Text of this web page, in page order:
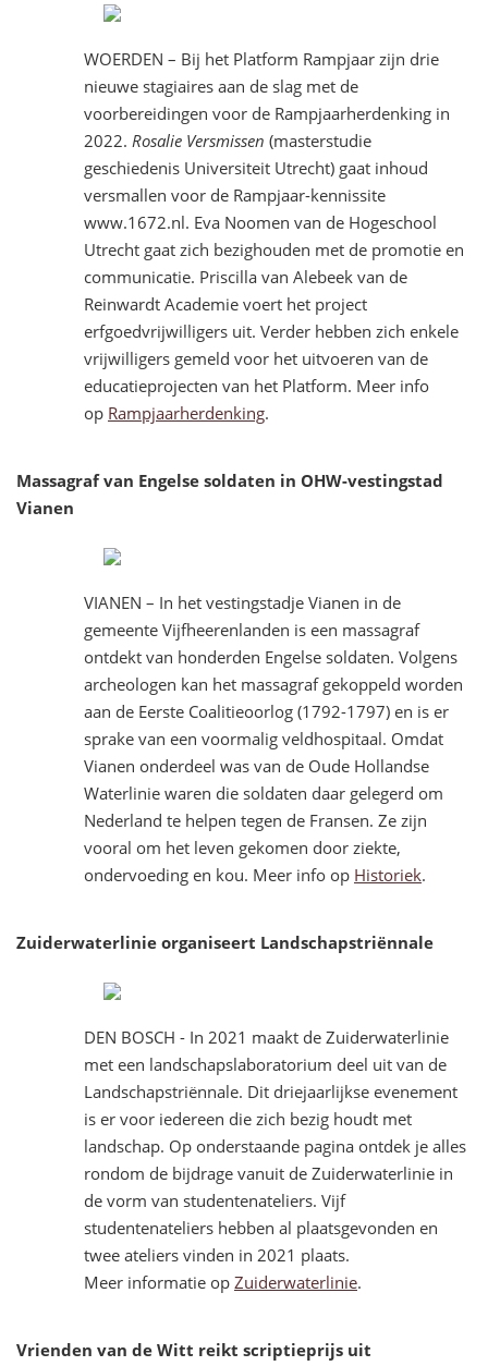
WOERDEN – Bij het Platform Rampjaar zijn drie
nieuwe stagiaires aan de slag met de
voorbereidingen voor de Rampjaarherdenking in
2022. Rosalie Versmissen (masterstudie
geschiedenis Universiteit Utrecht) gaat inhoud
versmallen voor de Rampjaar-kennissite
www.1672.nl. Eva Noomen van de Hogeschool
Utrecht gaat zich bezighouden met de promotie en
communicatie. Priscilla van Alebeek van de
Reinwardt Academie voert het project
erfgoedvrijwilligers uit. Verder hebben zich enkele
vrijwilligers gemeld voor het uitvoeren van de
educatieprojecten van het Platform. Meer info
op Rampjaarherdenking.
Massagraf van Engelse soldaten in OHW-vestingstad
Vianen
VIANEN – In het vestingstadje Vianen in de
gemeente Vijfheerenlanden is een massagraf
ontdekt van honderden Engelse soldaten. Volgens
archeologen kan het massagraf gekoppeld worden
aan de Eerste Coalitieoorlog (1792-1797) en is er
sprake van een voormalig veldhospitaal. Omdat
Vianen onderdeel was van de Oude Hollandse
Waterlinie waren die soldaten daar gelegerd om
Nederland te helpen tegen de Fransen. Ze zijn
vooral om het leven gekomen door ziekte,
ondervoeding en kou. Meer info op Historiek.
Zuiderwaterlinie organiseert Landschapstriënnale
DEN BOSCH - In 2021 maakt de Zuiderwaterlinie
met een landschapslaboratorium deel uit van de
Landschapstriënnale. Dit driejaarlijkse evenement
is er voor iedereen die zich bezig houdt met
landschap. Op onderstaande pagina ontdek je alles
rondom de bijdrage vanuit de Zuiderwaterlinie in
de vorm van studentenateliers. Vijf
studentenateliers hebben al plaatsgevonden en
twee ateliers vinden in 2021 plaats.
Meer informatie op Zuiderwaterlinie.
Vrienden van de Witt reikt scriptieprijs uit